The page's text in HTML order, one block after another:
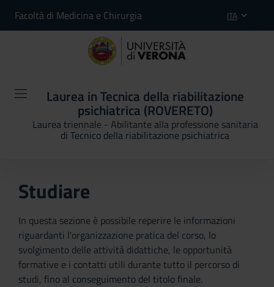
Facoltà di Medicina e Chirurgia ITA
Laurea in Tecnica della riabilitazione
psichiatrica (ROVERETO)
Laurea triennale - Abilitante alla professione sanitaria
di Tecnico della riabilitazione psichiatrica
Studiare
In questa sezione è possibile reperire le informazioni
riguardanti l'organizzazione pratica del corso, lo
svolgimento delle attività didattiche, le opportunità
formative e i contatti utili durante tutto il percorso di
studi, fino al conseguimento del titolo finale.